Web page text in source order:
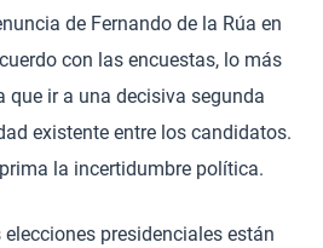
de Fernando de la Rúa en
con las encuestas, lo más
que ir a una decisiva segunda
existente entre los candidatos.
la incertidumbre política.
presidenciales están